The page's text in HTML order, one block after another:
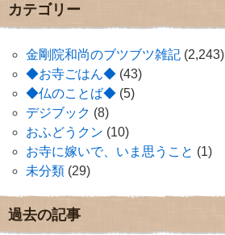
カテゴリー
金剛院和尚のブツブツ雑記 (2,243)
◆お寺ごはん◆ (43)
◆仏のことば◆ (5)
デジブック (8)
おふどうクン (10)
お寺に嫁いで、いま思うこと (1)
未分類 (29)
過去の記事